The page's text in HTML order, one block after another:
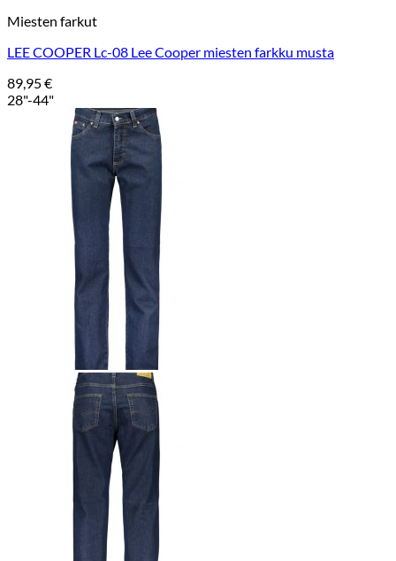
Miesten farkut
LEE COOPER Lc-08 Lee Cooper miesten farkku musta
89,95€
28"-44"